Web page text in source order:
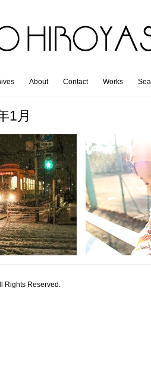
About Contact Works
1月
Rights Reserved.